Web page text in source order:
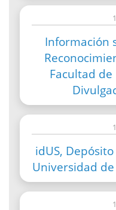
Información
Facultad de
idUS,
Universidad